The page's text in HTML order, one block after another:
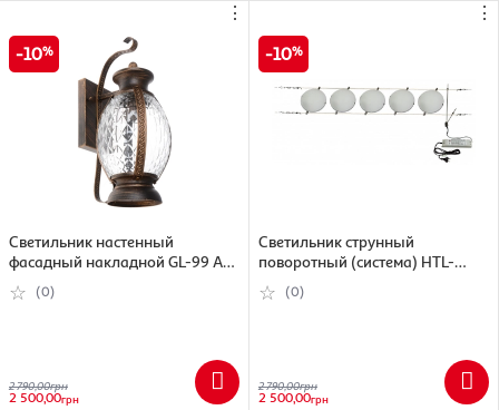
⋮
10
Светильник настенный
фасадный накладной GL-99 A
BK-99 A BK / G
(0)
2 790,00грн
2 500,00грн
⋮
10
Светильник струнный
поворотный (система) HTL-
75/5) HTL-75/5
(0)
2 790,00грн
2 500,00грн